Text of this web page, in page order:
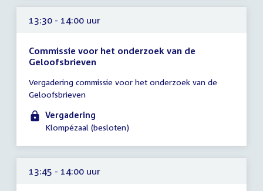
13:30 - 14:00 uur
Commissie voor het onderzoek van de
Geloofsbrieven
vergadering
13:30
14:00
Vergadering commissie voor het onderzoek van de
Geloofsbrieven
Vergadering
Klompézaal (besloten)
13:45 - 14:00 uur